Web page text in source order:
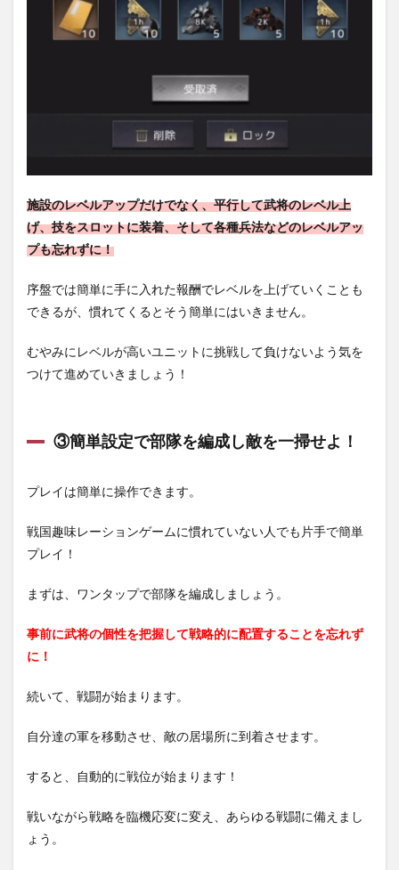
施設のレベルアップだけでなく、平行して武将のレベル上
げ、技をスロットに装着、そして各種兵法などのレベルアッ
プも忘れずに！
序盤では簡単に手に入れた報酬でレベルを上げていくことも
できるが、慣れてくるとそう簡単にはいきません。
むやみにレベルが高いユニットに挑戦して負けないよう気を
つけて進めていきましょう！
③簡単設定で部隊を編成し敵を一掃せよ！
プレイは簡単に操作できます。
戦国趣味レーションゲームに慣れていない人でも片手で簡単
プレイ！
まずは、ワンタップで部隊を編成しましょう。
事前に武将の個性を把握して戦略的に配置することを忘れず
に！
続いて、戦闘が始まります。
自分達の軍を移動させ、敵の居場所に到着させます。
すると、自動的に戦位が始まります！
戦いながら戦略を臨機応変に変え、あらゆる戦闘に備えまし
ょう。